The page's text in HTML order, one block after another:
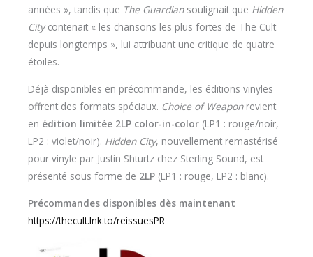
années », tandis que The Guardiansoulignait que Hidden
Citycontenait « les chansons les plus fortes de The Cult
depuis longtemps », lui attribuant une critique de quatre
étoiles.
Déjà disponibles en précommande, les éditions vinyles
offrent des formats spéciaux. Choice of Weaponrevient
en édition limitée 2LP color-in-color (LP1 : rouge/noir,
LP2 : violet/noir). Hidden City, nouvellement remastérisé
pour vinyle par Justin Shturtz chez Sterling Sound, est
présenté sous forme de 2LP (LP1 : rouge, LP2 : blanc).
Précommandes disponibles dès maintenant
https://thecult.lnk.to/reissuesPR